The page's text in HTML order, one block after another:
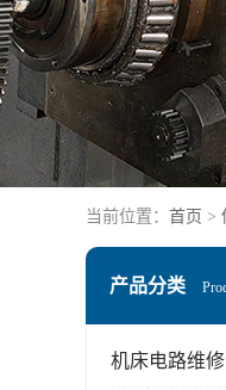
当前位置： 首页 >
产品分类
机床电路维修